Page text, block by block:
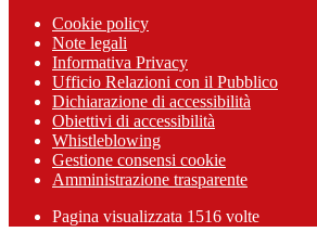
Cookie policy
Note legali
Informativa Privacy
Ufficio Relazioni con il Pubblico
Dichiarazione di accessibilità
Obiettivi di accessibilità
Whistleblowing
Gestione consensi cookie
Amministrazione trasparente
Pagina visualizzata 1516 volte